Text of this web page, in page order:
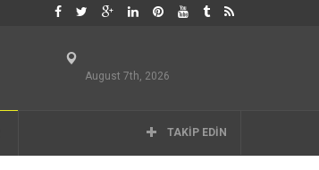
August 7th, 2026
TAKIP EDIN